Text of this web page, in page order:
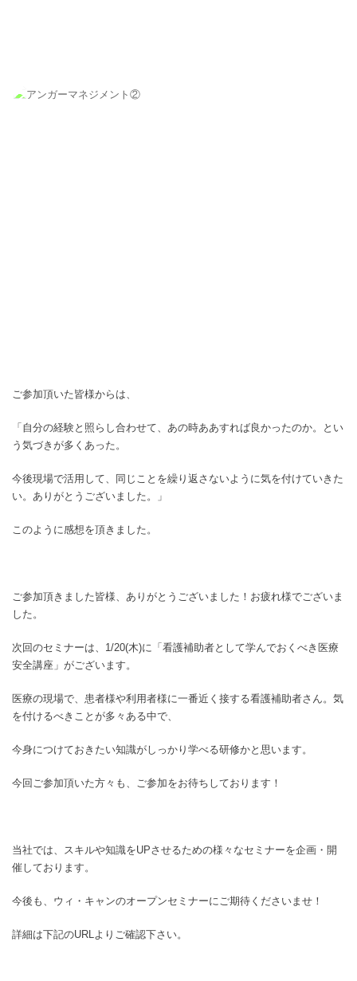
ご参加頂いた皆様からは、
「自分の経験と照らし合わせて、あの時ああすれば良かったのか。とい
う気づきが多くあった。
今後現場で活用して、同じことを繰り返さないように気を付けていきた
い。ありがとうございました。」
このように感想を頂きました。
ご参加頂きました皆様、ありがとうございました！お疲れ様でございま
した。
次回のセミナーは、1/20(木)に「看護補助者として学んでおくべき医療
安全講座」がございます。
医療の現場で、患者様や利用者様に一番近く接する看護補助者さん。気
を付けるべきことが多々ある中で、
今身につけておきたい知識がしっかり学べる研修かと思います。
今回ご参加頂いた方々も、ご参加をお待ちしております！
当社では、スキルや知識をUPさせるための様々なセミナーを企画・開
催しております。
今後も、ウィ・キャンのオープンセミナーにご期待くださいませ！
詳細は下記のURLよりご確認下さい。